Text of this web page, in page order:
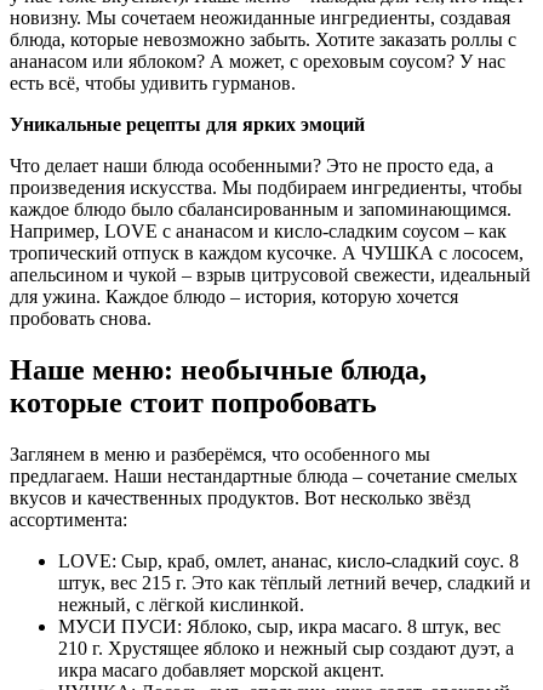
новизну. Мы сочетаем неожиданные ингредиенты, создавая
блюда, которые невозможно забыть. Хотите заказать роллы с
ананасом или яблоком? А может, с ореховым соусом? У нас
есть всё, чтобы удивить гурманов.
Уникальные рецепты для ярких эмоций
Что делает наши блюда особенными? Это не просто еда, а
произведения искусства. Мы подбираем ингредиенты, чтобы
каждое блюдо было сбалансированным и запоминающимся.
Например, LOVE с ананасом и кисло-сладким соусом – как
тропический отпуск в каждом кусочке. А ЧУШКА с лососем,
апельсином и чукой – взрыв цитрусовой свежести, идеальный
для ужина. Каждое блюдо – история, которую хочется
пробовать снова.
Наше меню: необычные блюда,
которые стоит попробовать
Заглянем в меню и разберёмся, что особенного мы
предлагаем. Наши нестандартные блюда – сочетание смелых
вкусов и качественных продуктов. Вот несколько звёзд
ассортимента:
LOVE: Сыр, краб, омлет, ананас, кисло-сладкий соус. 8
штук, вес 215 г. Это как тёплый летний вечер, сладкий и
нежный, с лёгкой кислинкой.
МУСИ ПУСИ: Яблоко, сыр, икра масаго. 8 штук, вес
210 г. Хрустящее яблоко и нежный сыр создают дуэт, а
икра масаго добавляет морской акцент.